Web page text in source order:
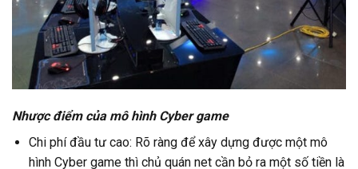
Nhược điểm của mô hình Cyber game
Chi phí đầu tư cao: Rõ ràng để xây dựng được một mô
hình Cyber game thì chủ quán net cần bỏ ra một số tiền là